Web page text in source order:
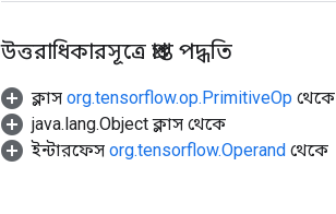
উত্তরাধিকারসূত্রে প্রাপ্ত পদ্ধতি
ক্লাস org.tensorflow.op.PrimitiveOp থেকে
java.lang.Object ক্লাস থেকে
ইন্টারফেস org.tensorflow.Operand থেকে